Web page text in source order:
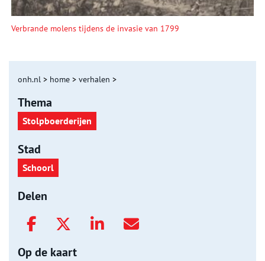
Verbrande molens tijdens de invasie van 1799
onh.nl > home > verhalen >
Thema
Stolpboerderijen
Stad
Schoorl
Delen
Op de kaart